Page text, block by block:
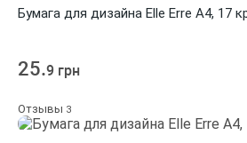
Бумага для дизайна Elle Erre A4, 17
25.9 грн
Отзывы 3